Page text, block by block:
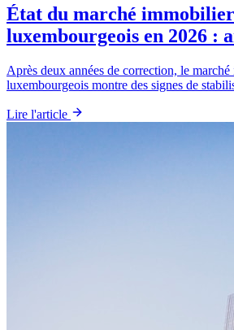
État du marché immobilier
luxembourgeois en 2026 :
Après deux années de correction, le
luxembourgeois montre des signes de
Lire l'article